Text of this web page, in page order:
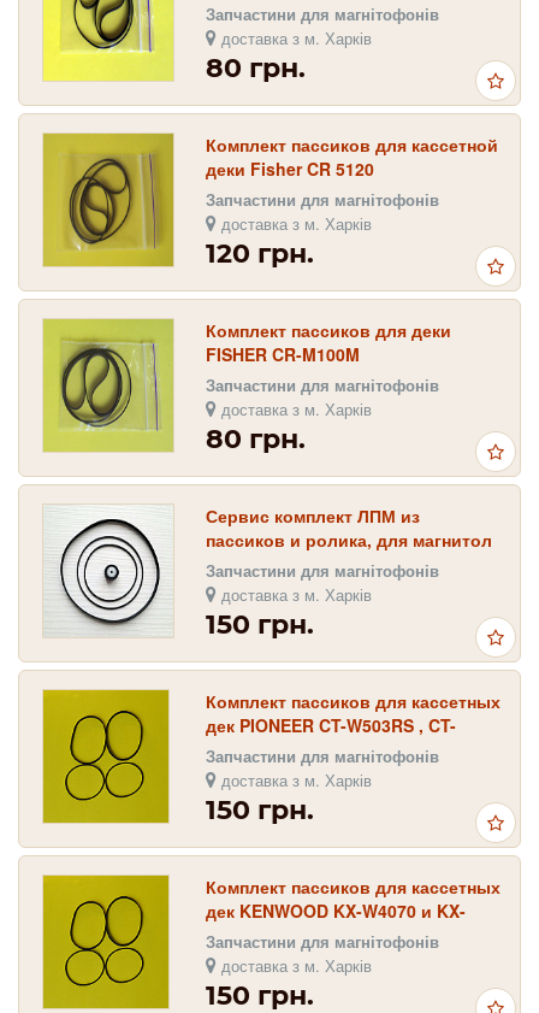
Запчастини для магнітофонів
доставка з м. Харків
80 грн.
Комплект пассиков для кассетной
деки Fisher CR 5120
Запчастини для магнітофонів
доставка з м. Харків
120 грн.
Комплект пассиков для деки
FISHER CR-M100M
Запчастини для магнітофонів
доставка з м. Харків
80 грн.
Сервис комплект ЛПМ из
пассиков и ролика, для магнитол
Sharp GF-6060 , Sharp GF-6060X
Запчастини для магнітофонів
доставка з м. Харків
150 грн.
Комплект пассиков для кассетных
дек PIONEER CT-W503RS , CT-
W604RS , CT-W505R , CT-W510
Запчастини для магнітофонів
доставка з м. Харків
150 грн.
Комплект пассиков для кассетных
дек KENWOOD KX-W4070 и KX-
W4080
Запчастини для магнітофонів
доставка з м. Харків
150 грн.